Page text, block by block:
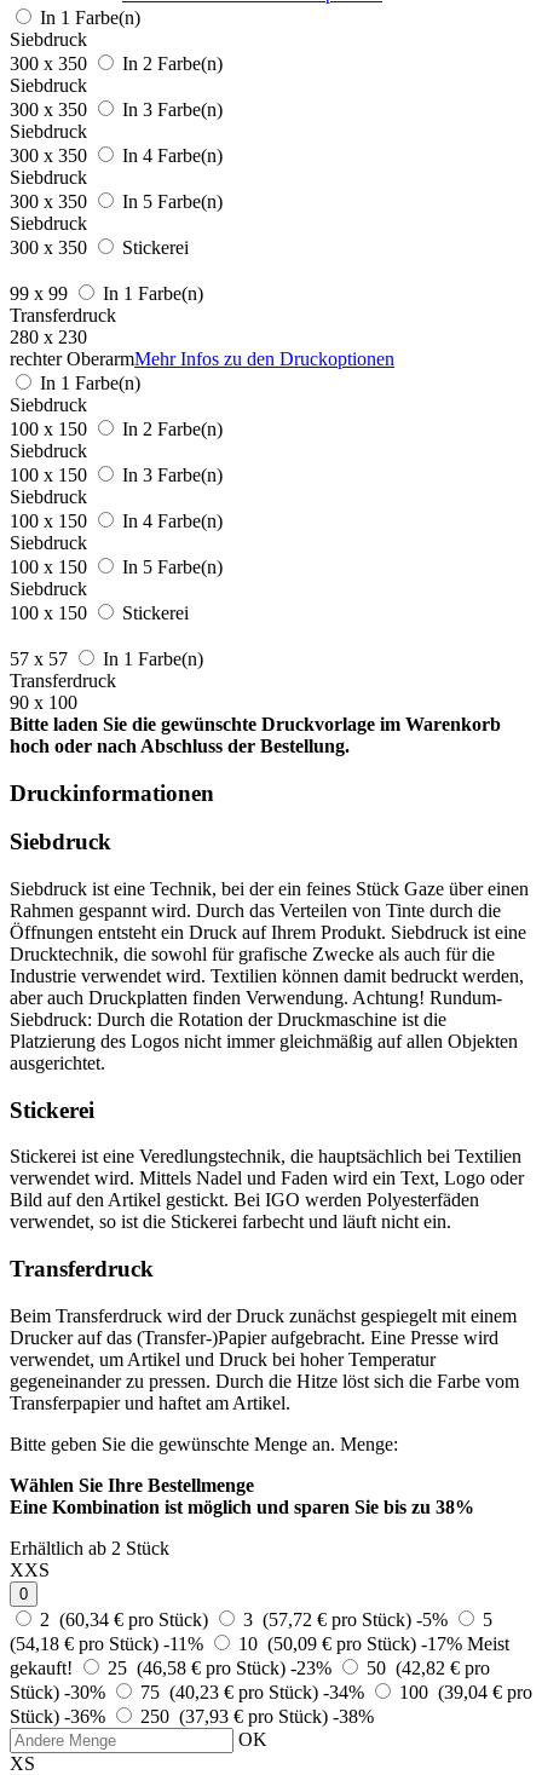
In 1 Farbe(n)
Siebdruck
300 x 350
In 2 Farbe(n)
Siebdruck
300 x 350
In 3 Farbe(n)
Siebdruck
300 x 350
In 4 Farbe(n)
Siebdruck
300 x 350
In 5 Farbe(n)
Siebdruck
300 x 350
Stickerei
99 x 99
In 1 Farbe(n)
Transferdruck
280 x 230
rechter OberarmMehr Infos zu den Druckoptionen
In 1 Farbe(n)
Siebdruck
100 x 150
In 2 Farbe(n)
Siebdruck
100 x 150
In 3 Farbe(n)
Siebdruck
100 x 150
In 4 Farbe(n)
Siebdruck
100 x 150
In 5 Farbe(n)
Siebdruck
100 x 150
Stickerei
57 x 57
In 1 Farbe(n)
Transferdruck
90 x 100
Bitte laden Sie die gewünschte Druckvorlage im Warenkorb
hoch oder nach Abschluss der Bestellung.
Druckinformationen
Siebdruck
Siebdruck ist eine Technik, bei der ein feines Stück Gaze über einen
Rahmen gespannt wird. Durch das Verteilen von Tinte durch die
Öffnungen entsteht ein Druck auf Ihrem Produkt. Siebdruck ist eine
Drucktechnik, die sowohl für grafische Zwecke als auch für die
Industrie verwendet wird. Textilien können damit bedruckt werden,
aber auch Druckplatten finden Verwendung. Achtung! Rundum-
Siebdruck: Durch die Rotation der Druckmaschine ist die
Platzierung des Logos nicht immer gleichmäßig auf allen Objekten
ausgerichtet.
Stickerei
Stickerei ist eine Veredlungstechnik, die hauptsächlich bei Textilien
verwendet wird. Mittels Nadel und Faden wird ein Text, Logo oder
Bild auf den Artikel gestickt. Bei IGO werden Polyesterfäden
verwendet, so ist die Stickerei farbecht und läuft nicht ein.
Transferdruck
Beim Transferdruck wird der Druck zunächst gespiegelt mit einem
Drucker auf das (Transfer-)Papier aufgebracht. Eine Presse wird
verwendet, um Artikel und Druck bei hoher Temperatur
gegeneinander zu pressen. Durch die Hitze löst sich die Farbe vom
Transferpapier und haftet am Artikel.
Bitte geben Sie die gewünschte Menge an. Menge:
Wählen Sie Ihre Bestellmenge
Eine Kombination ist möglich und sparen Sie bis zu 38%
Erhältlich ab 2 Stück
XXS
0
2 (60,34 € pro Stück) 3 (57,72 € pro Stück) -5%
5
(54,18 € pro Stück) -11% 10 (50,09 € pro Stück) -17% Meist
gekauft!
25 (46,58 € pro Stück) -23%
50 (42,82 € pro
Stück) -30% 75 (40,23 € pro Stück) -34%
100 (39,04 € pro
Stück) -36% 250 (37,93 € pro Stück) -38%
OK
XS